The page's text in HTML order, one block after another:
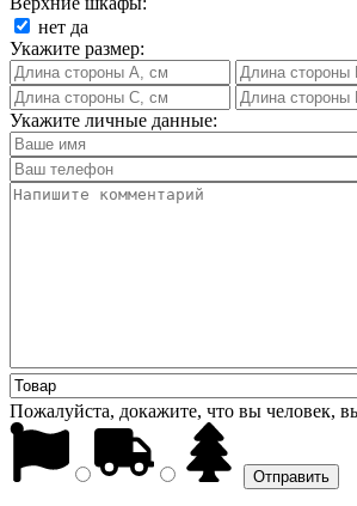
нет да
Укажите размер:
Укажите личные данные:
Пожалуйста, докажите, что вы человек,